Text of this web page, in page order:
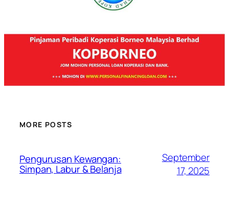
MORE POSTS
Pengurusan Kewangan:
Simpan, Labur & Belanja
September
17, 2025